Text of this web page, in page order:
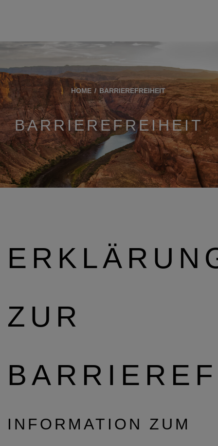
HOME BARRIEREFREIHEIT
BARRIEREFREIHEIT
ZUR
INFORMATION ZUM